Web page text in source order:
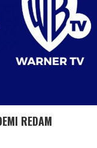
REDAM